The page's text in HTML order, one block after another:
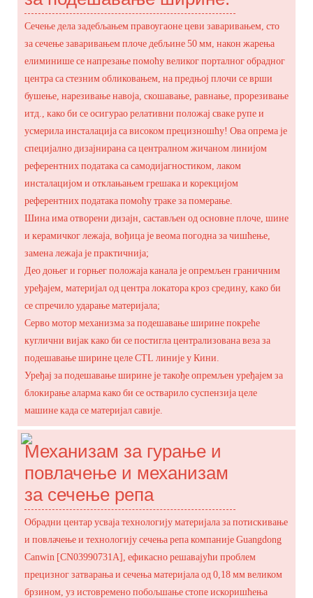
Сечење дела задебљањем правоугаоне цеви заваривањем, сто
за сечење заваривањем плоче дебљине 50 мм, након жарења
елиминише се напрезање помоћу великог порталног обрадног
центра са стезним обликовањем, на предњој плочи се врши
бушење, нарезивање навоја, скошавање, равнање, прорезивање
итд., како би се осигурао релативни положај сваке рупе и
усмерила инсталација са високом прецизношћу! Ова опрема је
специјално дизајнирана са централном жичаном линијом
референтних података са самодијагностиком, лаком
инсталацијом и отклањањем грешака и корекцијом
референтних података помоћу траке за померање.
Шина има отворени дизајн, састављен од основне плоче, шине
и керамичког лежаја, вођица је веома погодна за чишћење,
замена лежаја је практичнија;
Део доњег и горњег положаја канала је опремљен граничним
уређајем, материјал од центра локатора кроз средину, како би
се спречило ударање материјала;
Серво мотор механизма за подешавање ширине покреће
куглични вијак како би се постигла централизована веза за
подешавање ширине целе CTL линије у Кини.
Уређај за подешавање ширине је такође опремљен уређајем за
блокирање аларма како би се остварило суспензија целе
машине када се материјал савије.
Механизам за гурање и
повлачење и механизам
за сечење репа
Обрадни центар усваја технологију материјала за потискивање
и повлачење и технологију сечења репа компаније Guangdong
Canwin [CN03990731A], ефикасно решавајући проблем
прецизног затварања и сечења материјала од 0,18 мм великом
брзином, уз истовремено побољшање стопе искоришћења